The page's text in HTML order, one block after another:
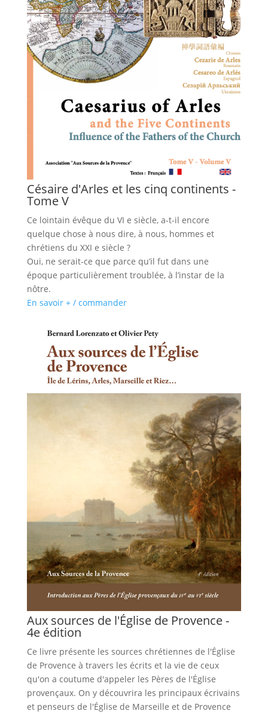
Césaire d'Arles et les cinq continents -
Tome V
Ce lointain évêque du VI e siècle, a-t-il encore
quelque chose à nous dire, à nous, hommes et
chrétiens du XXI e siècle ?
Oui, ne serait-ce que parce qu’il fut dans une
époque particulièrement troublée, à l’instar de la
nôtre.
En savoir + / commander
Aux sources de l'Église de Provence -
4e édition
Ce livre présente les sources chrétiennes de l'Église
de Provence à travers les écrits et la vie de ceux
qu'on a coutume d'appeler les Pères de l'Église
provençaux. On y découvrira les principaux écrivains
et penseurs de l'Église de Marseille et de Provence